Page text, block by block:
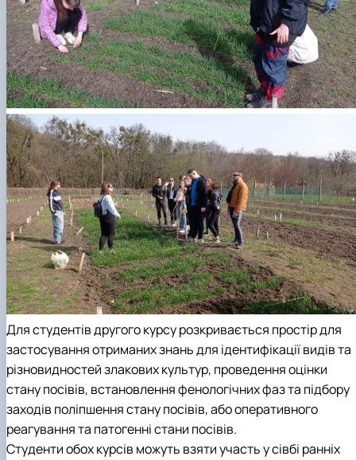
Для студентів другого курсу розкривається простір для
застосування отриманих знань для ідентифікації видів та
різновидностей злакових культур, проведення оцінки
стану посівів, встановлення фенологічних фаз та підбору
заходів поліпшення стану посівів, або оперативного
реагування та патогенні стани посівів.
Студенти обох курсів можуть взяти участь у сівбі ранніх